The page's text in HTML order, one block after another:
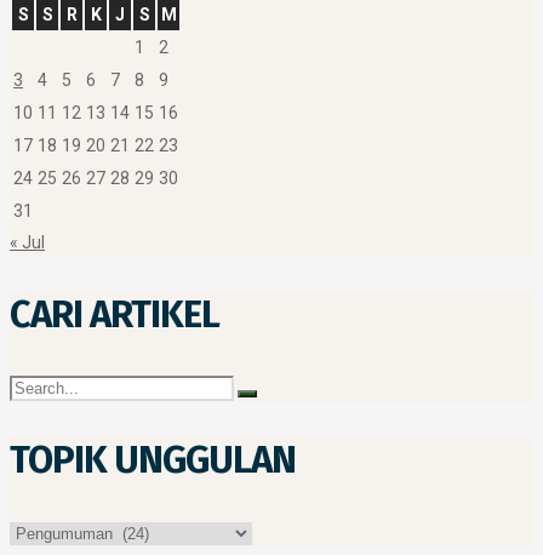
S
S R K J S
M
1
2
3
4 5 6 7 8
9
10 11 12 13 14 15 16
17 18 19 20 21 22 23
24 25 26 27 28 29 30
31
« Jul
CARI ARTIKEL
TOPIK UNGGULAN
Topik